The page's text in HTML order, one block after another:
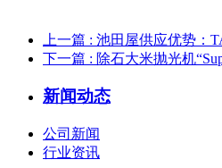
上一篇 : 池田屋供应优势：
下一篇 : 除石大米抛光机
新闻动态
公司新闻
行业资讯